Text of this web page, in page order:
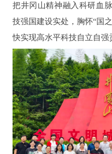
把井冈山精神融入科研血
技强国建设实处，胸怀“国
快实现高水平科技自立自强